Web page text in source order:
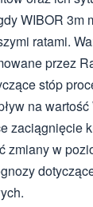
WIBOR 3m
ratami.
przez
stóp
na
zaciągnięcie
zmiany w